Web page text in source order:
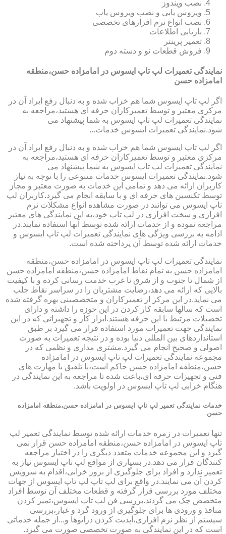
نصب ویندوز
ویروس یابی و نصب ویروس یاب
نصب انواع نرم افزارهای تخصصی
بازیابی اطلاعات
تعمیر پرینتر
فروش قطعات نو و دسته دوم
نمایندگی تعمیرات لپ تاپ ایسوس در امامزاده حسن،منطقه
امامزاده حسن
اگر لپ تاپ ایسوس شما هم خراب شده و به دنبال رفع ایراد آن در
مرکزی معتبر و توسط تعمیرکاران حرفه ای هستید،مراجعه به
نمایندگی تعمیرات لپ تاپ ایسوس به شما پیشنهاد می
شود.نمایندگی تعمیرات ایسوس خدمات...
اگر لپ تاپ ایسوس شما هم خراب شده و به دنبال رفع ایراد آن در
مرکزی معتبر و توسط تعمیرکاران حرفه ای هستید،مراجعه به
نمایندگی تعمیرات لپ تاپ ایسوس به شما پیشنهاد می
شود.نمایندگی تعمیرات ایسوس خدمات متنوعی را با توجه به نیاز
کاربران ارائه می دهد و تمامی این خدمات به صورت معتبر و مجاز
توسط تکنسین های حرفه ای و با سابقه انجام می گیرد.کاربران لپ
تاپ ایسوس می توانند در صورت مشاهده انواع مشکلات نرم
افزاری و سخت افزاری در لپ تاپ خود،به این نمایندگی های معتبر
مراجعه نموده و از خدمات ارائه شده توسط آنها استفاده نمایند.در
ادامه به بررسی ویژگی های نمایندگی تعمیرات لپ تاپ ایسوس و
خدمات ارائه شده توسط آن پرداخته شده است.
نمایندگی تعمیرات لپ تاپ ایسوس در امامزاده حسن،منطقه
امامزاده حسن به تمام نقاط امامزاده حسن،منطقه امامزاده حسن
از شمال تا جنوب و از شرق تا غرب خدمت رسانی کرده و با کیفیت
بالایی که ارائه می دهد،رضایت مشتریان را در سراسر نقاط جلب
می نماید.در این مرکز از تعمیرکاران و متخصصینی بهره گرفته شده
است که سالها سابقه کار کردن در این حوزه را داشته و دارای
تحصیلات مرتبط با این حرفه هستند.ابزار کار و تجهیزاتی که در این
نمایندگی جهت تعمیرات مورد استفاده قرار می گیرد بر طبق
استانداردهای بین المللی دنیا بوده و در نتیجه تعمیرات به صورت
اصولی و صحیح انجام می گیرد.مشتری مداری و نظمی که در
مجموعه نمایندگی تعمیرات لپ تاپ ایسوس در امامزاده
حسن،منطقه امامزاده حسن حاکم است،با تلفیق با مهارت های
فنی و تجهیزات حرفه ای،باعث شده تا مراجعه به این نمایندگی در
هنگام خرابی لپ تاپ ایسوس در اولویت باشد.
خدمات نمایندگی تعمیر لپ تاپ ایسوس در امامزاده حسن،منطقه امامزاده
حسن
تنها تعمیرات در زمره خدمات ارائه شده توسط نمایندگی تعمیر لپ
تاپ ایسوس در امامزاده حسن،منطقه امامزاده حسن قرار نمی
گیرد و این مجموعه خدمات متعدد دیگری را در اختیار مراجعه
کنندگان قرار می دهد.در بسیاری از مواقع لپ تاپ ایسوس نیاز به
تعمیر ندارد و افراد برای جلوگیری از بروز خرابی،اقدام به سرویس
کردن آن می نمایند.در واقع برای لپ تاپ لپ تاپ ایسوس از جهات
مختلف مورد بررسی قرار گرفته و قطعات مختلف آن توسط افراد
متخصص چک می گردند.بررسی فن لپ تاپ ایسوس،تمیز کردن
منافذ و ورودی ها برای جلوگیری از ورود گرد و غبار،بررسی
سیستم از نظر نرم افزاری،آپدیت کردن درایوها و...از جمله خدماتی
است که در این نمایندگی به صورت تخصصی صورت می گیرد.